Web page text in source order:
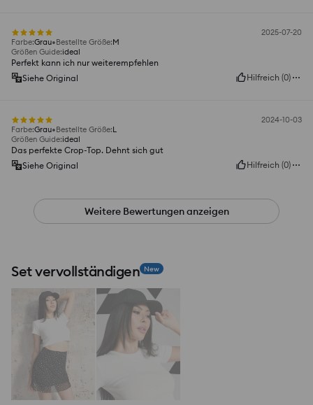
2025-07-20
Farbe:Grau Bestellte Größe:M
Größen Guide:ideal
Perfekt kann ich nur weiterempfehlen
Siehe Original
Hilfreich (0)
2024-10-03
Farbe:Grau Bestellte Größe:L
Größen Guide:ideal
Das perfekte Crop-Top. Dehnt sich gut
Siehe Original
Hilfreich (0)
Weitere Bewertungen anzeigen
Set vervollständigen New